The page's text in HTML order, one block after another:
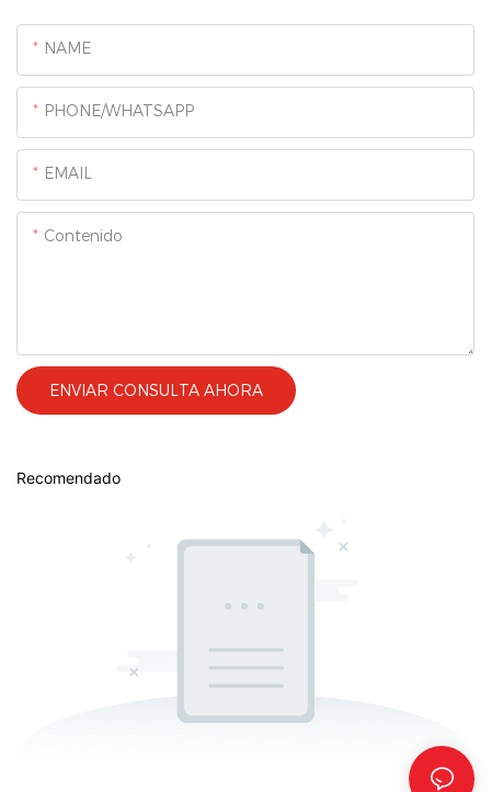
NAME
PHONE/WHATSAPP
EMAIL
Contenido
ENVIAR CONSULTA AHORA
Recomendado